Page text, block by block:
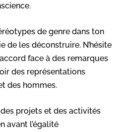
de genre dans ton
de les déconstruire. N’hésite
face à des remarques
des représentations
des hommes.
projets et des activités
avant l’égalité